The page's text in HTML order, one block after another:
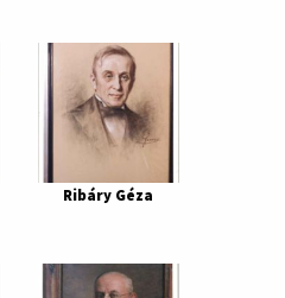
Ribáry Géza